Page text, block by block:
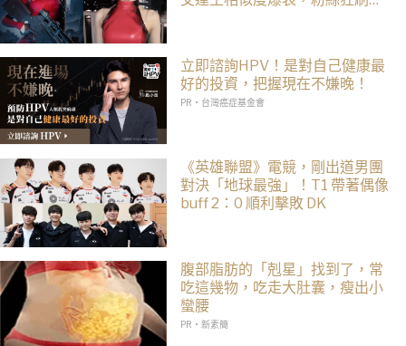
立即諮詢HPV！是對自己健康最
好的投資，把握現在不嫌晚！
PR・台灣癌症基金會
《英雄聯盟》電競，剛出道男團
對決「地球最強」！T1 帶著偶像
buff 2：0 順利擊敗 DK
腹部脂肪的「剋星」找到了，常
吃這幾物，吃走大肚囊，瘦出小
蠻腰
PR・新素簡